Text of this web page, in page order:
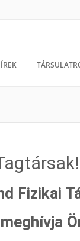
Fizikai